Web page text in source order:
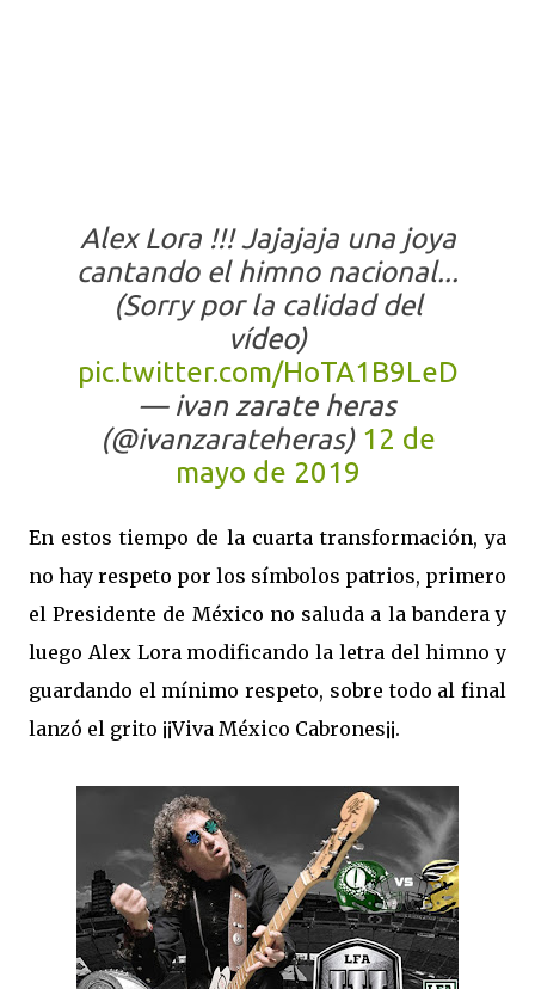
Alex Lora !!! Jajajaja una joya
cantando el himno nacional...
(Sorry por la calidad del
vídeo)
pic.twitter.com/HoTA1B9LeD
— ivan zarate heras
(@ivanzarateheras) 12 de
mayo de 2019
En estos tiempo de la cuarta transformación, ya
no hay respeto por los símbolos patrios, primero
el Presidente de México no saluda a la bandera y
luego Alex Lora modificando la letra del himno y
guardando el mínimo respeto, sobre todo al final
lanzó el grito ¡¡Viva México Cabrones¡¡.